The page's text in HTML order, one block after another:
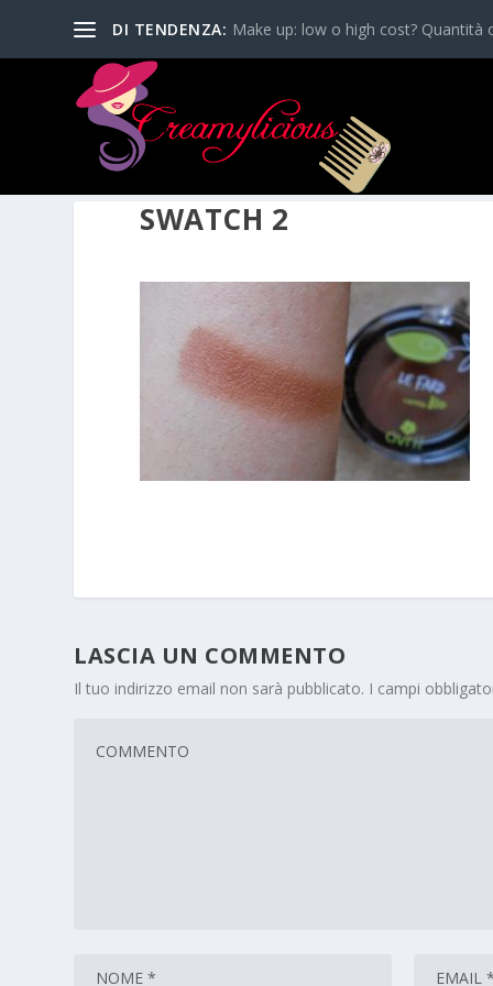
DI TENDENZA: Make up: low o high cost? Quantità
SWATCH 2
LASCIA UN COMMENTO
Il tuo indirizzo email non sarà pubblicato. I campi